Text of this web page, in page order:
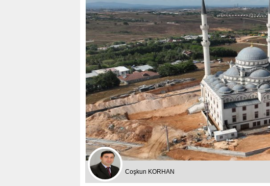
Coşkun KORHAN